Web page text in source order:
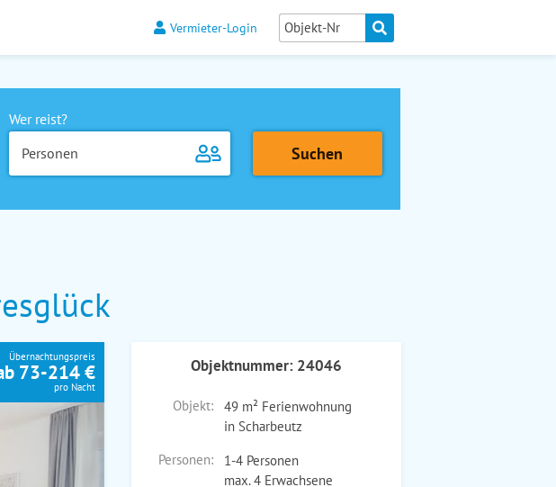
Vermieter-Login
Wer reist?
Personen
Übernachtungspreis
73-214 €
pro Nacht
Objektnummer: 24046
Objekt:
49 m² Ferienwohnung
in Scharbeutz
Personen:
1-4 Personen
max. 4 Erwachsene